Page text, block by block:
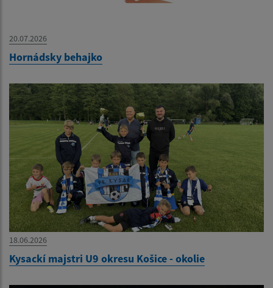
20.07.2026
Hornádsky behajko
18.06.2026
Kysackí majstri U9 okresu Košice - okolie